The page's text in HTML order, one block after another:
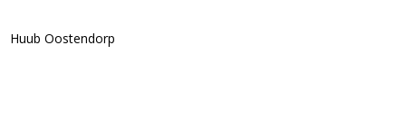
Huub Oostendorp